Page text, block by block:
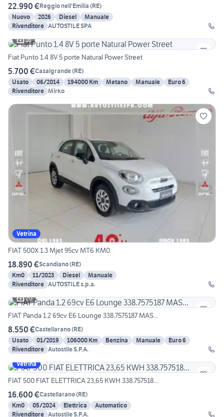
22.990 €Reggio nell'Emilia (RE)
Nuovo
2026 Diesel
Manuale
Rivenditore AUTOSTILE SPA
16
Fiat Punto 1.4 8V 5 porte Natural Power Street
5.700 €Casalgrande(RE)
Usato
06/2014 194000 Km Metano Manuale
Euro 6
Rivenditore Mirko
Vetrina
FIAT 500X 1.3 Mjet 95cv MT6 KM0
18.890 €Scandiano(RE)
Km0
11/2023 Diesel
Manuale
Rivenditore AUTOSTILE s.p.a.
20
FIAT Panda 1.2 69cv E6 Lounge 338.7575187 MAS...
8.550 €Castellarano(RE)
Usato
01/2019 106000 Km Benzina Manuale
Euro 6
Rivenditore Autostile S.P.A.
Vetrina
FIAT 500 FIAT ELETTRICA 23,65 KWH 338.757518...
16.600 €Castellarano(RE)
Km0
05/2024 Elettrica
Automatico
Rivenditore Autostile S.P.A.